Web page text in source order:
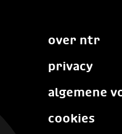
over ntr
privacy
algemene
cookies